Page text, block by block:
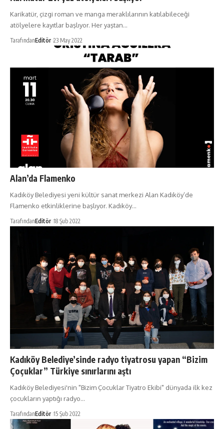
Karikatür, çizgi roman ve manga meraklılarının katılabileceği
atölyelere kayıtlar başlıyor. Her yaştan…
TarafındanEditör 23 May 2022
Alan’da Flamenko
Kadıköy Belediyesi yeni kültür sanat merkezi Alan Kadıköy’de
Flamenko etkinliklerine başlıyor. Kadıköy…
TarafındanEditör 18 Şub 2022
Kadıköy Belediye’sinde radyo tiyatrosu yapan “Bizim
Çoçuklar” Türkiye sınırlarını aştı
Kadıköy Belediyesi'nin "Bizim Çocuklar Tiyatro Ekibi" dünyada ilk kez
çocukların yaptığı radyo…
TarafındanEditör 15 Şub 2022